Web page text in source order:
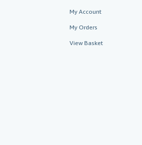
My Account
My Orders
View Basket